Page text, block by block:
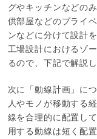
グやキッチンなどの
供部屋などのプライ
ンなどに分けて設計
工場設計におけるゾ
るので、下記で解説
次に「動線計画」に
人やモノが移動する
線を合理的に配置し
用する動線は短く配